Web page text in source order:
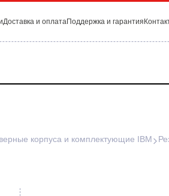
Доставка и оплатаПоддержка и гарантия
корпуса и комплектующие IBM